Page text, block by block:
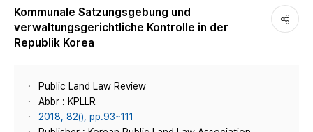
Kommunale Satzungsgebung und
verwaltungsgerichtliche Kontrolle in der
Republik Korea
Public Land Law Review
Abbr : KPLLR
2018, 82(), pp.93~111